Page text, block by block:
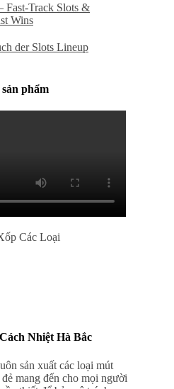
Fast‑Track Slots &
Wins
der Slots Lineup
phẩm
Các Loại
Nhiệt Hà Bắc
sản xuất các loại mút
mang đến cho mọi người